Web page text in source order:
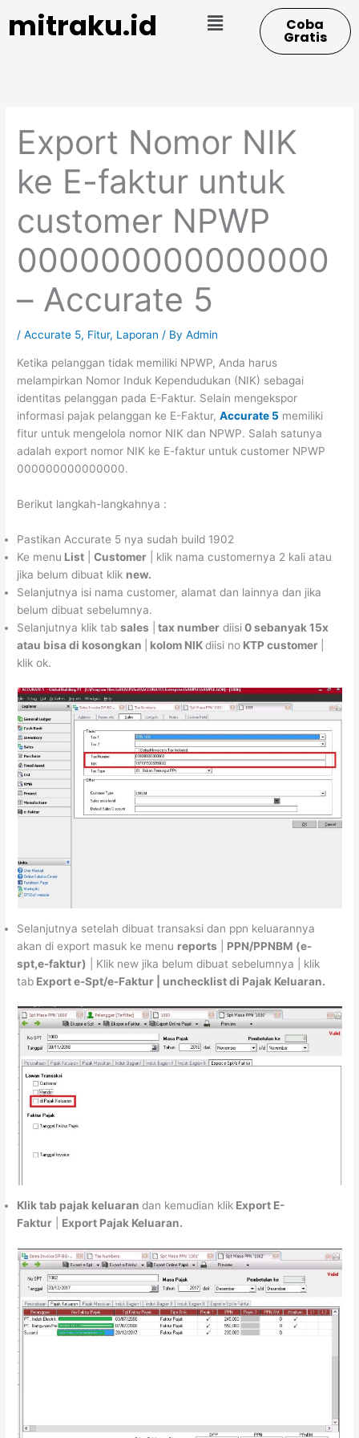
mitraku.id Menu Coba
Gratis
Export Nomor NIK
ke E-faktur untuk
customer NPWP
000000000000000
– Accurate 5
/Accurate 5, Fitur, Laporan / ByAdmin
Ketika pelanggan tidak memiliki NPWP, Anda harus
melampirkan Nomor Induk Kependudukan (NIK) sebagai
identitas pelanggan pada E-Faktur. Selain mengekspor
informasi pajak pelanggan ke E-Faktur,Accurate 5 memiliki
fitur untuk mengelola nomor NIK dan NPWP. Salah satunya
adalah export nomor NIK ke E-faktur untuk customer NPWP
000000000000000.
Berikut langkah-langkahnya :
Pastikan Accurate 5 nya sudah build 1902
Ke menu List |Customer | klik nama customernya 2 kali atau
jika belum dibuat klik new.
Selanjutnya isi nama customer, alamat dan lainnya dan jika
belum dibuat sebelumnya.
Selanjutnya klik tabsales tax number diisi0 sebanyak 15x
atau bisa di kosongkan
kolom NIKdiisi no KTP customer
klik ok.
Selanjutnya setelah dibuat transaksi dan ppn keluarannya
akan di export masuk ke menu reports
PPN/PPNBM (e-
spt,e-faktur) | Klik new jika belum dibuat sebelumnya | klik
tab Export e-Spt/e-Faktur | unchecklist di Pajak Keluaran.
Klik tab pajak keluarandan kemudian klik Export E-
Faktur
Export Pajak Keluaran.